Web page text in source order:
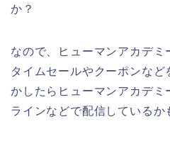
か？
なので、ヒューマンアカデミ
タイムセールやクーポンなど
かしたらヒューマンアカデミ
ラインなどで配信しているか